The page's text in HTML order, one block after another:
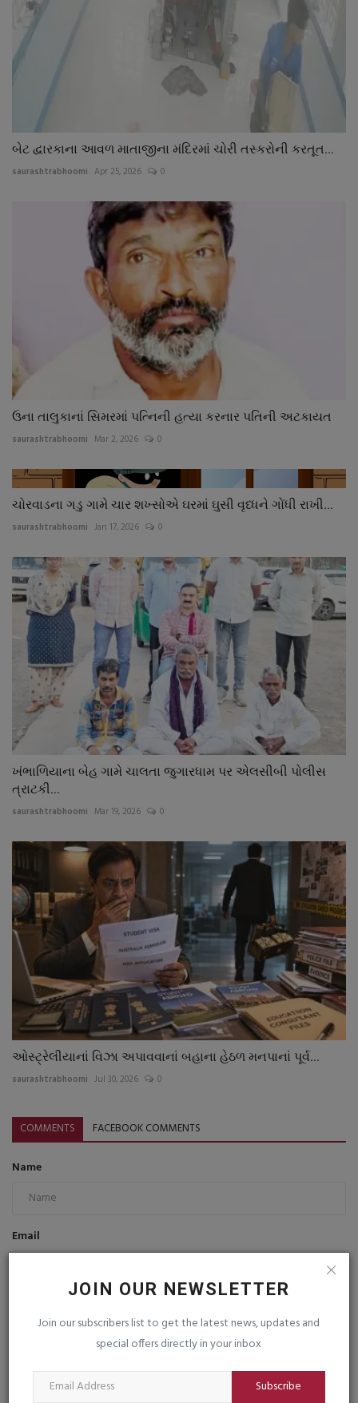
JOIN OUR NEWSLETTER
Join our subscribers list to get the latest news, updates and
special offers directly in your inbox
Subscribe
બેટ દ્વારકાના આવળ માતાજીના મંદિરમાં ચોરી તસ્કરોની કરતૂત...
saurashtrabhoomi Apr 25, 2026 0
ઉના તાલુકાનાં સિમરમાં પત્નિની હત્યા કરનાર પતિની અટકાયત
saurashtrabhoomi Mar 2, 2026 0
ચોરવાડના ગડુ ગામે ચાર શખ્સોએ ઘરમાં ઘુસી વૃધ્ધને ગોંધી રાખી...
saurashtrabhoomi Jan 17, 2026 0
ખંભાળિયાના બેહ ગામે ચાલતા જુગારધામ પર એલસીબી પોલીસ
ત્રાટકી...
saurashtrabhoomi Mar 19, 2026 0
ઓસ્ટ્રેલીયાનાં વિઝા અપાવવાનાં બહાના હેઠળ મનપાનાં પૂર્વ...
saurashtrabhoomi Jul 30, 2026 0
COMMENTS FACEBOOK COMMENTS
Name
Email